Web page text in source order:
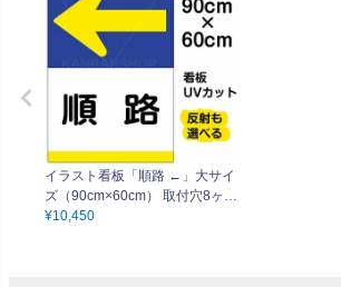
イラスト看板「順路 ←」大サイ
ズ（90cm×60cm） 取付穴8ヶ所
あり 表示板
¥10,450